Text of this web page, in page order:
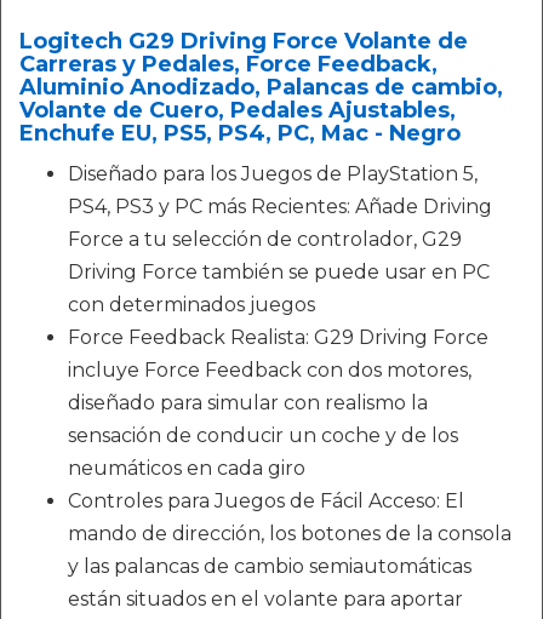
Logitech G29 Driving Force Volante de
Carreras y Pedales, Force Feedback,
Aluminio Anodizado, Palancas de cambio,
Volante de Cuero, Pedales Ajustables,
Enchufe EU, PS5, PS4, PC, Mac - Negro
Diseñado para los Juegos de PlayStation 5,
PS4, PS3 y PC más Recientes: Añade Driving
Force a tu selección de controlador, G29
Driving Force también se puede usar en PC
con determinados juegos
Force Feedback Realista: G29 Driving Force
incluye Force Feedback con dos motores,
diseñado para simular con realismo la
sensación de conducir un coche y de los
neumáticos en cada giro
Controles para Juegos de Fácil Acceso: El
mando de dirección, los botones de la consola
y las palancas de cambio semiautomáticas
están situados en el volante para aportar